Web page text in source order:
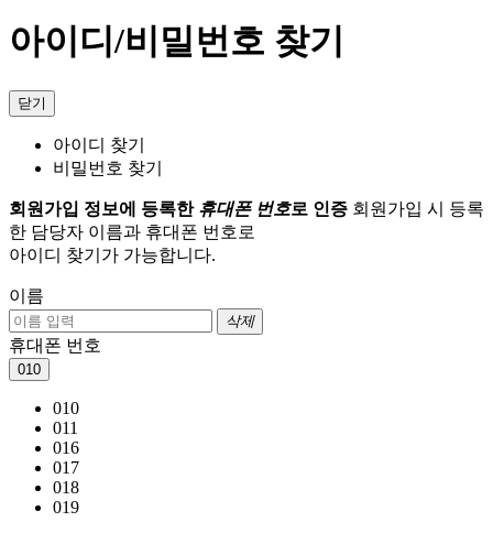
아이디/비밀번호 찾기
닫기
아이디 찾기
비밀번호 찾기
회원가입 정보에 등록한 휴대폰 번호로 인증 회원가입 시 등록
한 담당자 이름과 휴대폰 번호로
아이디 찾기가 가능합니다.
이름
삭제
휴대폰 번호
010
010
011
016
017
018
019